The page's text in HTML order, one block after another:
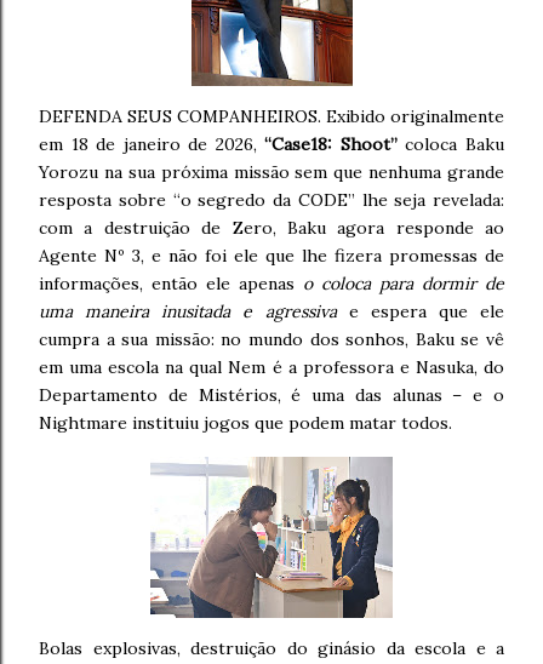
DEFENDA SEUS COMPANHEIROS. Exibido originalmente
em 18 de janeiro de 2026,“Case18: Shoot”coloca Baku
Yorozu na sua próxima missão sem que nenhuma grande
resposta sobre “o segredo da CODE” lhe seja revelada:
com a destruição de Zero, Baku agora responde ao
Agente Nº 3, e não foi ele que lhe fizera promessas de
informações, então ele apenas o coloca para dormir de
uma maneira inusitada e agressivae espera que ele
cumpra a sua missão: no mundo dos sonhos, Baku se vê
em uma escola na qual Nem é a professora e Nasuka, do
Departamento de Mistérios, é uma das alunas – e o
Nightmare instituiu jogos que podem matar todos.
Bolas explosivas, destruição do ginásio da escola e a